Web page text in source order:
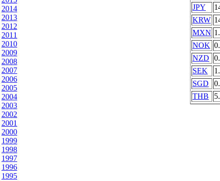
2014
2013
2012
2011
2010
2009
2008
2007
2006
2005
2004
2003
2002
2001
2000
1999
1998
1997
1996
1995
JPY
KRW
MXN
NOK
NZD
SEK
SGD
THB